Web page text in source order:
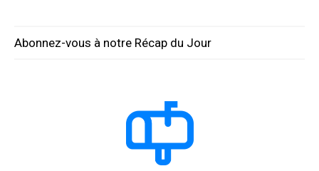
Abonnez-vous à notre Récap du Jour